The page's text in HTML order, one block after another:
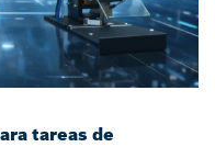
tareas de